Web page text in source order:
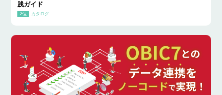
践ガイド
カタログ